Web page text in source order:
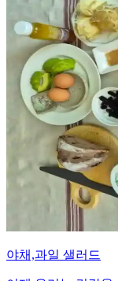
야채,과일 샐러드